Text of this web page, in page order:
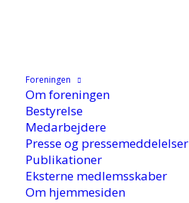
Foreningen
Om foreningen
Bestyrelse
Medarbejdere
Presse og pressemeddelelser
Publikationer
Eksterne medlemsskaber
Om hjemmesiden
Hjem /Cases/FoU-cases
mulige diagnoser’